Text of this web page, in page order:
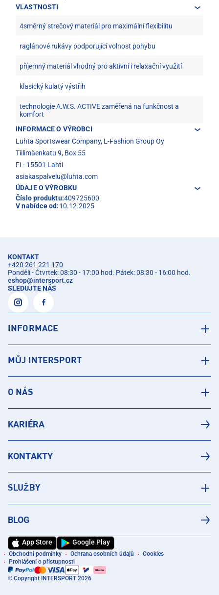
VLASTNOSTI
4směrný strečový materiál pro maximální flexibilitu
raglánové rukávy podporující volnost pohybu
příjemný materiál vhodný pro aktivní i relaxační využití
klasický kulatý výstřih
technologie A.W.S. ACTIVE zaměřená na funkčnost a
komfort
INFORMACE O VÝROBCI
Luhta Sportswear Company, L-Fashion Group Oy
Tiilimäenkatu 9, Box 55
FI - 15501 Lahti
asiakaspalvelu@luhta.com
ÚDAJE O VÝROBKU
Číslo produktu:409725600
V nabídce od:10.12.2025
KONTAKT
+420 261 221 170
Pondělí - Čtvrtek: 08:30 - 17:00 hod. Pátek: 08:30 - 16:00 hod.
eshop@intersport.cz
SLEDUJTE NÁS
INFORMACE
MŮJ INTERSPORT
O NÁS
KARIÉRA
KONTAKTY
SLUŽBY
BLOG
App Store Google Play
Obchodní podmínky Ochrana osobních údajů
Cookies
Prohlášení o přístupnosti
© Copyright INTERSPORT 2026